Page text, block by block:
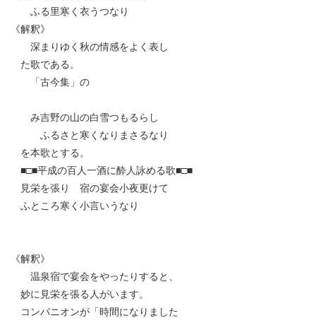
ふる里寒く衣うつなり
《解釈》
深まりゆく秋の情感をよく表し
た歌である。
「古今集」の
み吉野の山の白雪つもるらし
ふるさと寒くなりまさるなり
を本歌とする。
■□■平成の百人一酒に酔人詠める歌■□■
見栄を張り 宿の宴会小夜更けて
ふところ寒く小言いうなり
《解釈》
温泉宿で宴会をやったりすると、
妙に見栄を張る人がいます。
コンパニオンが「時間になりました